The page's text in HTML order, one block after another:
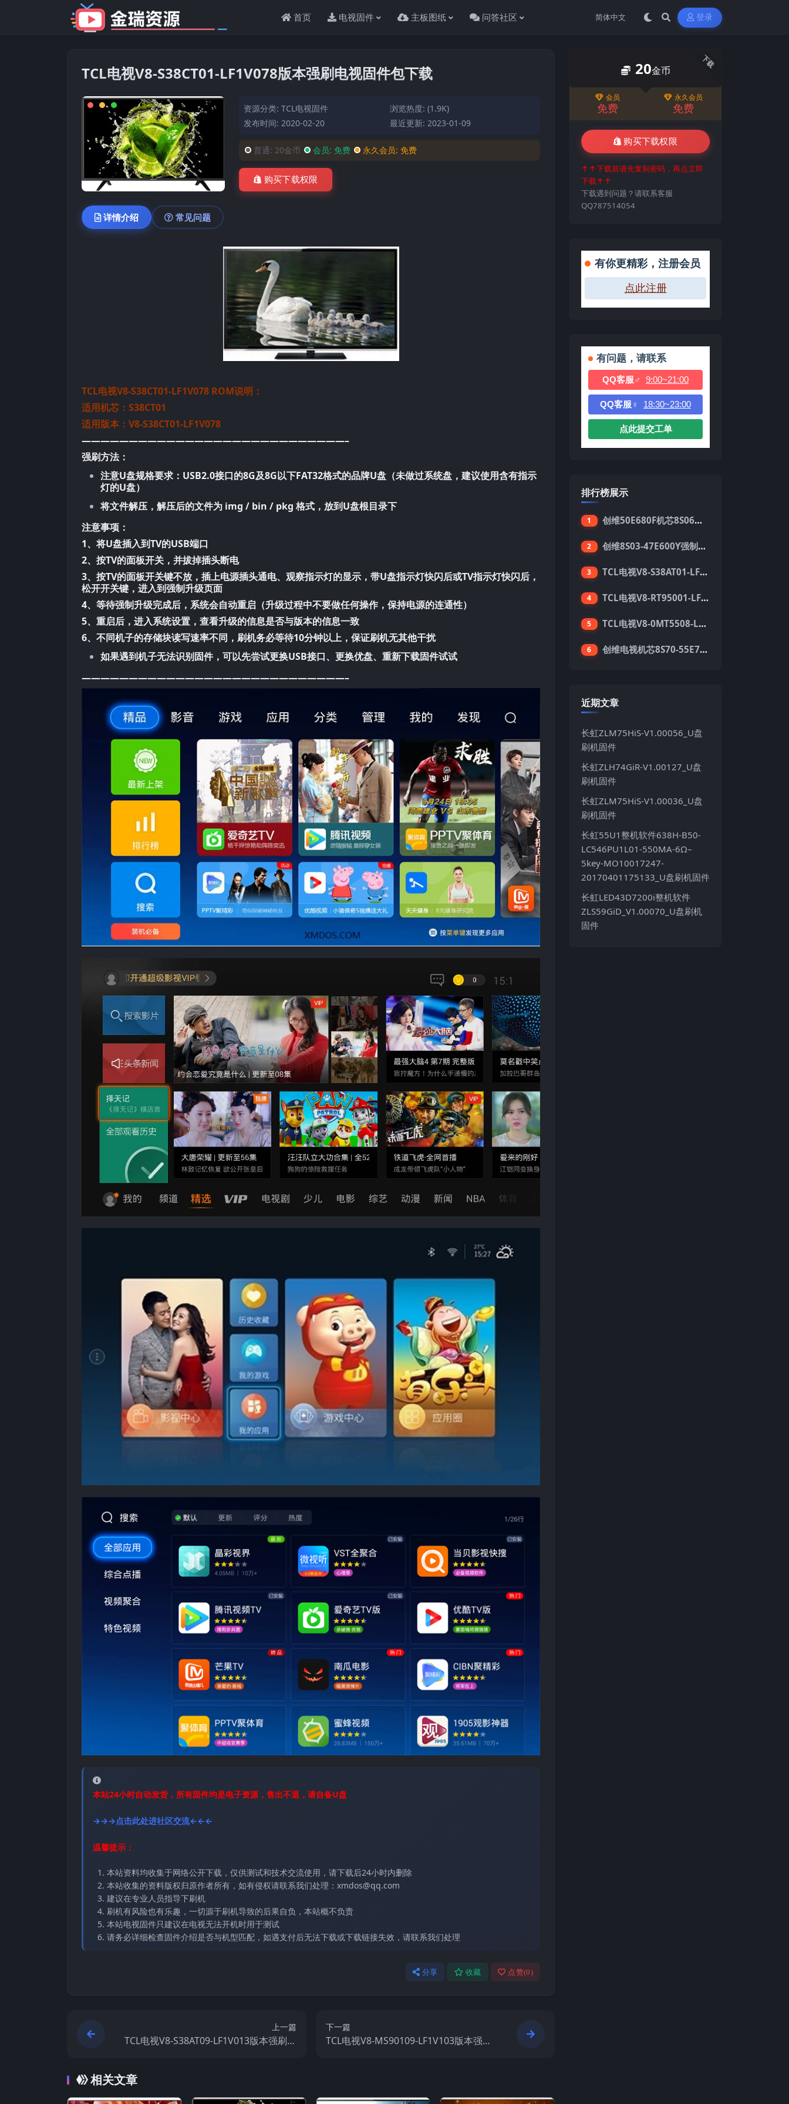
首页 电视固件 主板图纸 问答社区 登录
TCL电视V8-S38CT01-LF1V078版本强刷电视固件包下载
资源分类:TCL电视固件
浏览热度: (1.9K)
发布时间: 2020-02-20
最近更新: 2023-01-09
普通: 20金币 会员: 免费 永久会员:免费
购买下载权限
详情介绍 常见问题
TCL电视V8-S38CT01-LF1V078 ROM说明：
适用机芯：S38CT01
适用版本：V8-S38CT01-LF1V078
————————————————————————————–
强刷方法：
注意U盘规格要求：USB2.0接口的8G及8G以下FAT32格式的品牌U盘（未做过系统盘，建议使用含有指示
灯的U盘）
将文件解压，解压后的文件为 img / bin / pkg 格式，放到U盘根目录下
注意事项：
1、将U盘插入到TV的USB端口
2、按TV的面板开关，并拔掉插头断电
3、按TV的面板开关键不放，插上电源插头通电、观察指示灯的显示，带U盘指示灯快闪后或TV指示灯快闪后，
松开开关键，进入到强制升级页面
4、等待强制升级完成后，系统会自动重启（升级过程中不要做任何操作，保持电源的连通性）
5、重启后，进入系统设置，查看升级的信息是否与版本的信息一致
6、不同机子的存储块读写速率不同，刷机务必等待10分钟以上，保证刷机无其他干扰
如果遇到机子无法识别固件，可以先尝试更换USB接口、更换优盘、重新下载固件试试
————————————————————————————–
本站24小时自动发货，所有固件均是电子资源，售出不退，请自备U盘
→→→点击此处进社区交流←←←
温馨提示：
本站资料均收集于网络公开下载，仅供测试和技术交流使用，请下载后24小时内删除
本站收集的资料版权归原作者所有，如有侵权请联系我们处理：xmdos@qq.com
建议在专业人员指导下刷机
刷机有风险也有乐趣，一切源于刷机导致的后果自负，本站概不负责
本站电视固件只建议在电视无法开机时用于测试
请务必详细检查固件介绍是否与机型匹配，如遇支付后无法下载或下载链接失效，请联系我们处理
分享 收藏 点赞(0)
上一篇
TCL电视V8-S38AT09-LF1V013版本强刷电
下一篇
TCL电视V8-MS90109-LF1V103版本强刷
相关文章
下载
20金币
会员
免费
永久会员
免费
购买下载权限
↑↑下载前请先复制密码，再点立即
下载↑↑
下载遇到问题？请联系客服
QQ787514054
有你更精彩，注册会员
点此注册
有问题，请联系
QQ客服♂ 9:00~21:00
QQ客服♀ 18:30~23:00
点此提交工单
排行榜展示
1 创维50E680F机芯8S06强制升级刷机包
2 创维8S03-47E600Y强制升级软件刷机电视固件包
3 TCL电视V8-S38AT01-LF1V123版本强刷电视固件包下载
4 TCL电视V8-RT95001-LF1V215版本强刷电视固件包下载
5 TCL电视V8-0MT5508-LF1V362版本强刷电视固件包下载
6 创维电视机芯8S70-55E710S系列酷开5.05刷机固件
近期文章
长虹ZLM75HiS-V1.00056_U盘
刷机固件
长虹ZLH74GiR-V1.00127_U盘
刷机固件
长虹ZLM75HiS-V1.00036_U盘
刷机固件
长虹55U1整机软件638H-B50-
LC546PU1L01-550MA-6Ω–
5key-MO10017247-
20170401175133_U盘刷机固件
长虹LED43D7200i整机软件
ZLS59GiD_V1.00070_U盘刷机
固件